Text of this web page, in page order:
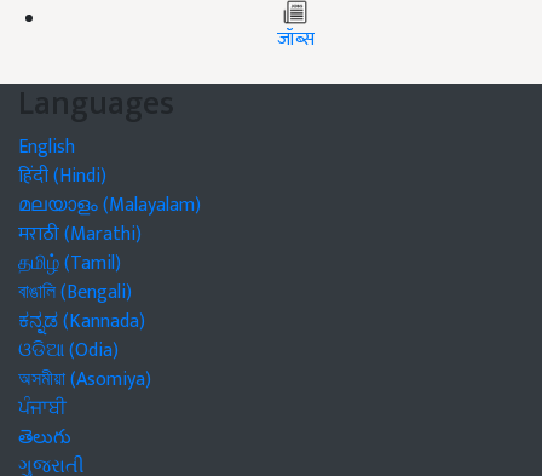
जॉब्स
Languages
English
हिंदी (Hindi)
മലയാളം (Malayalam)
मराठी (Marathi)
தமிழ் (Tamil)
বাঙালি (Bengali)
ಕನ್ನಡ (Kannada)
ଓଡିଆ (Odia)
অসমীয়া (Asomiya)
ਪੰਜਾਬੀ
తెలుగు
ગુજરાતી